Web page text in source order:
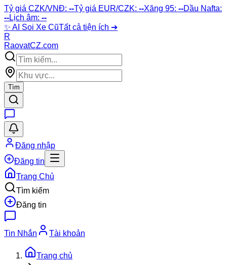
Tỷ giá CZK/VNĐ: --Tỷ giá EUR/CZK: --Xăng 95: --Dầu Nafta:
--Lịch âm: --
✨ AI Soi Xe CũTất cả tiện ích ➔
R
RaovatCZ.com
Tìm
Đăng nhập
Đăng tin
Trang Chủ
Tìm kiếm
Đăng tin
Tin Nhắn Tài khoản
Trang chủ